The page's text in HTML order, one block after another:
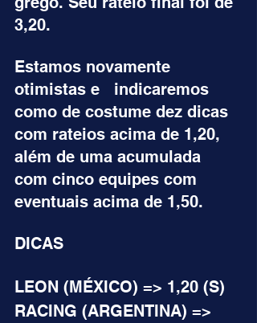
3,20.
Estamos novamente
otimistas e   indicaremos
como de costume dez dicas
com rateios acima de 1,20,
além de uma acumulada
com cinco equipes com
eventuais acima de 1,50.
DICAS
LEON (MÉXICO) => 1,20 (S)
RACING (ARGENTINA) =>